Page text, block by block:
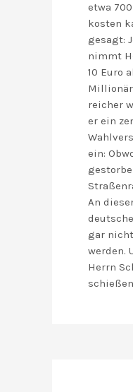
etwa
kosten
gesagt:
nimmt
10 Euro
reicher
er ein
ein:
An
gar
werden.
Herrn